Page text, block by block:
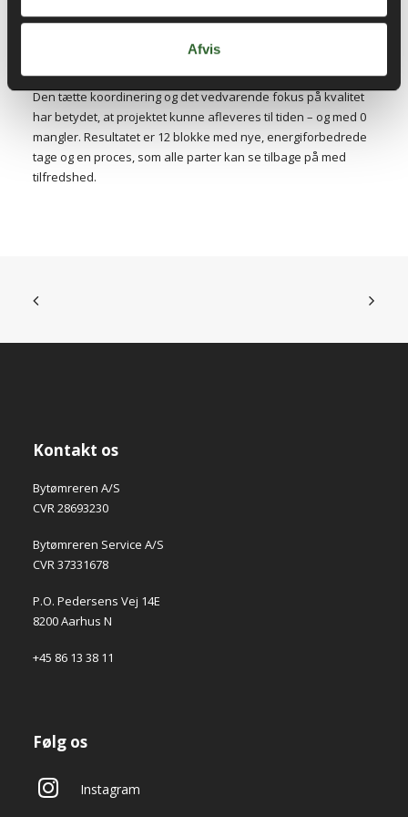
Afvis
ejendomsservicetekniker Simon
Den tætte koordinering og det vedvarende fokus på kvalitet
har betydet, at projektet kunne afleveres til tiden – og med 0
mangler. Resultatet er 12 blokke med nye, energiforbedrede
tage og en proces, som alle parter kan se tilbage på med
tilfredshed.
Kontakt os
Bytømreren A/S
CVR 28693230
Bytømreren Service A/S
CVR 37331678
P.O. Pedersens Vej 14E
8200 Aarhus N
+45 86 13 38 11
Følg os
Instagram